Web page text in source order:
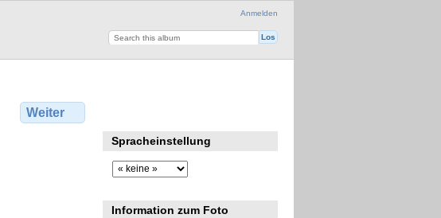
Anmelden
Weiter
Spracheinstellung
Information zum Foto